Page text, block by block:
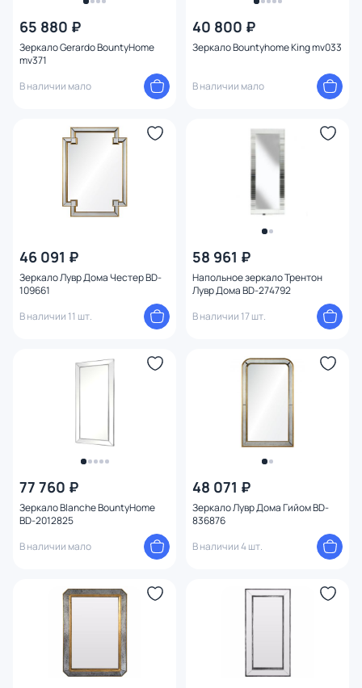
65 880 ₽
Зеркало Gerardo BountyHome
mv371
В наличии мало
40 800 ₽
Зеркало Bountyhome King mv033
В наличии мало
46 091 ₽
Зеркало Лувр Дома Честер BD-
109661
В наличии 11 шт.
58 961 ₽
Напольное зеркало Трентон
Лувр Дома BD-274792
В наличии 17 шт.
77 760 ₽
Зеркало Blanche BountyHome
BD-2012825
В наличии мало
48 071 ₽
Зеркало Лувр Дома Гийом BD-
836876
В наличии 4 шт.